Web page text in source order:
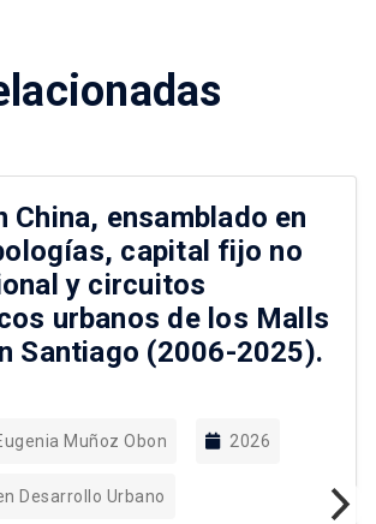
China, ensamblado en
capital fijo no
y circuitos
urbanos de los Malls
Santiago (2006-2025).
Muñoz Obon 2026
Desarrollo Urbano